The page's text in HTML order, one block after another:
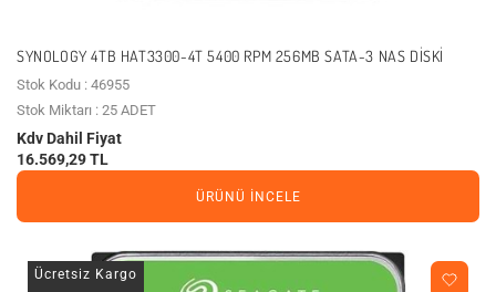
SYNOLOGY 4TB HAT3300-4T 5400 RPM 256MB SATA-3 NAS DISKI
Stok Kodu : 46955
Stok Miktarı : 25 ADET
Kdv Dahil Fiyat
16.569,29 TL
ÜRÜNÜ İNCELE
Ücretsiz Kargo